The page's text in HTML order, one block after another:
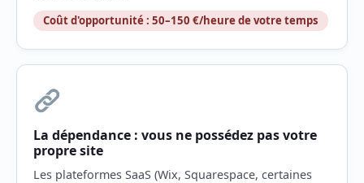
Coût d'opportunité : 50–150 €/heure de votre temps
La dépendance : vous ne possédez pas votre
propre site
Les plateformes SaaS (Wix, Squarespace, certaines